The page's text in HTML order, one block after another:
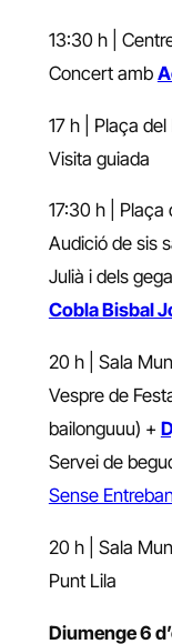
13:30 h |
Concert amb
17 h | Plaça del
Visita guiada
17:30 h | Plaça
Audició de sis
Julià i dels
Cobla Bisbal
20 h | Sala
Vespre de
bailonguuu) +
Servei de
Sense
20 h | Sala
Punt Lila
Diumenge 6